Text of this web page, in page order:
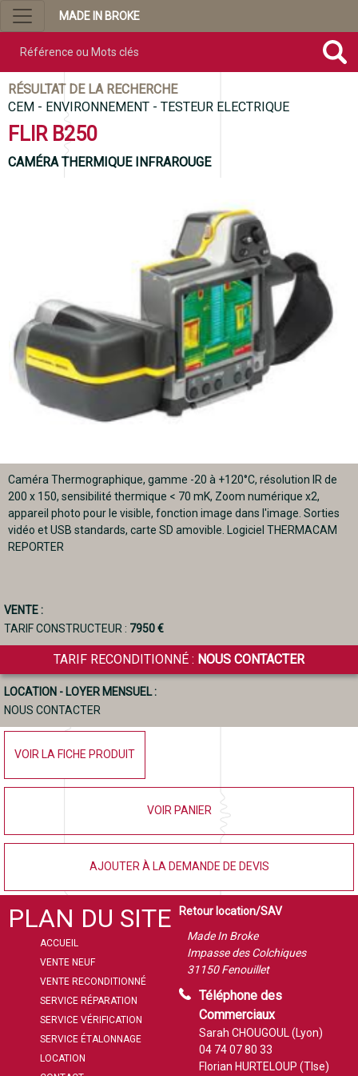
MADE IN BROKE
RÉSULTAT DE LA RECHERCHE
CEM - ENVIRONNEMENT - TESTEUR ELECTRIQUE
FLIR B250
CAMÉRA THERMIQUE INFRAROUGE
Caméra Thermographique, gamme -20 à +120°C, résolution IR de
200 x 150, sensibilité thermique < 70 mK, Zoom numérique x2,
appareil photo pour le visible, fonction image dans l'image. Sorties
vidéo et USB standards, carte SD amovible. Logiciel THERMACAM
REPORTER
VENTE :
TARIF CONSTRUCTEUR : 7950 €
TARIF RECONDITIONNÉ : NOUS CONTACTER
LOCATION - LOYER MENSUEL :
NOUS CONTACTER
VOIR LA FICHE PRODUIT
VOIR PANIER
AJOUTER À LA DEMANDE DE DEVIS
PLAN DU SITE
ACCUEIL
VENTE NEUF
VENTE RECONDITIONNÉ
SERVICE RÉPARATION
SERVICE VÉRIFICATION
SERVICE ÉTALONNAGE
LOCATION
Retour location/SAV
Made In Broke
Impasse des Colchiques
31150 Fenouillet
Téléphone des
Commerciaux
Sarah CHOUGOUL (Lyon)
04 74 07 80 33
Florian HURTELOUP (Tlse)